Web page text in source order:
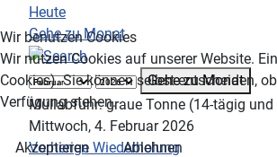
Heute
Gehe zu Monat
Gehe zu Monat
Müllabfuhr: graue Tonne (14-tägig
Mittwoch, 4. Februar 2026
Vorherige Wiederholung
Wir benutzen Cookies
Wir nutzen Cookies auf unserer Website.
Cookies). Sie können selbst entscheiden,
Verfügung stehen.
Akzeptieren
Ablehnen